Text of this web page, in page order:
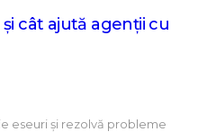
cât ajută agenții cu
eseuri și rezolvă probleme